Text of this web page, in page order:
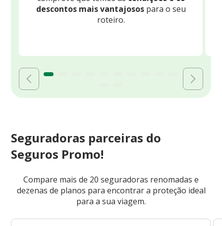
descontos mais vantajosospara o seu
roteiro.
Seguradoras parceiras do
Seguros Promo!
Compare mais de 20 seguradoras renomadas e
dezenas de planos para encontrar a proteção ideal
para a sua viagem.